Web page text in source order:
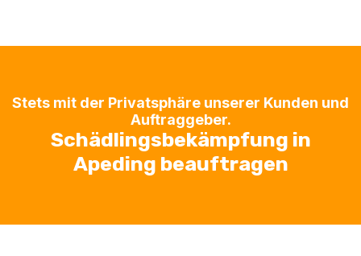
Stets mit der Privatsphäre unserer Kunden und
Auftraggeber.
Schädlingsbekämpfung in
Apeding beauftragen